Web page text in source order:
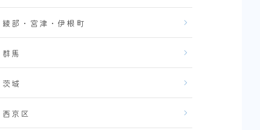
綾部・宮津・伊根町
群馬
茨城
西京区